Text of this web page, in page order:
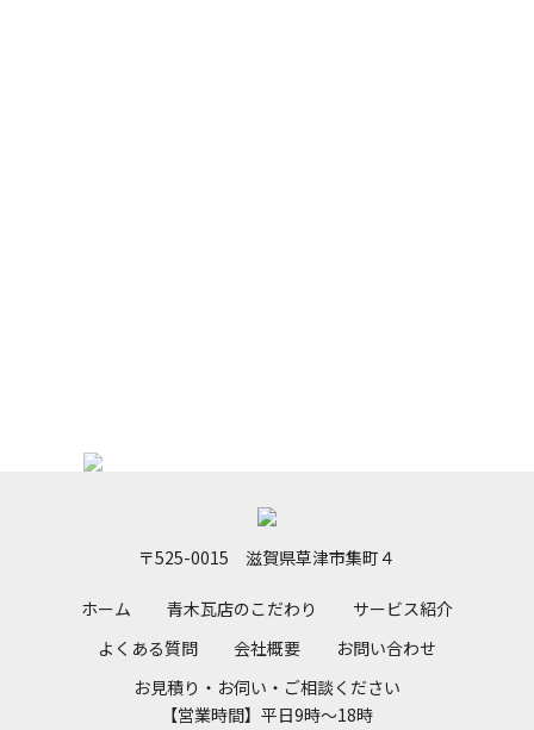
〒525-0015 滋賀県草津市集町４
ホーム 青木瓦店のこだわり
サービス紹介
よくある質問
会社概要
お問い合わせ
お見積り・お伺い・ご相談ください
【営業時間】平日9時～18時